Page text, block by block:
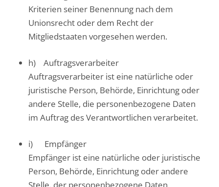
Kriterien seiner Benennung nach dem
Unionsrecht oder dem Recht der
Mitgliedstaaten vorgesehen werden.
h) Auftragsverarbeiter
Auftragsverarbeiter ist eine natürliche oder
juristische Person, Behörde, Einrichtung oder
andere Stelle, die personenbezogene Daten
im Auftrag des Verantwortlichen verarbeitet.
i) Empfänger
Empfänger ist eine natürliche oder juristische
Person, Behörde, Einrichtung oder andere
Stelle, der personenbezogene Daten